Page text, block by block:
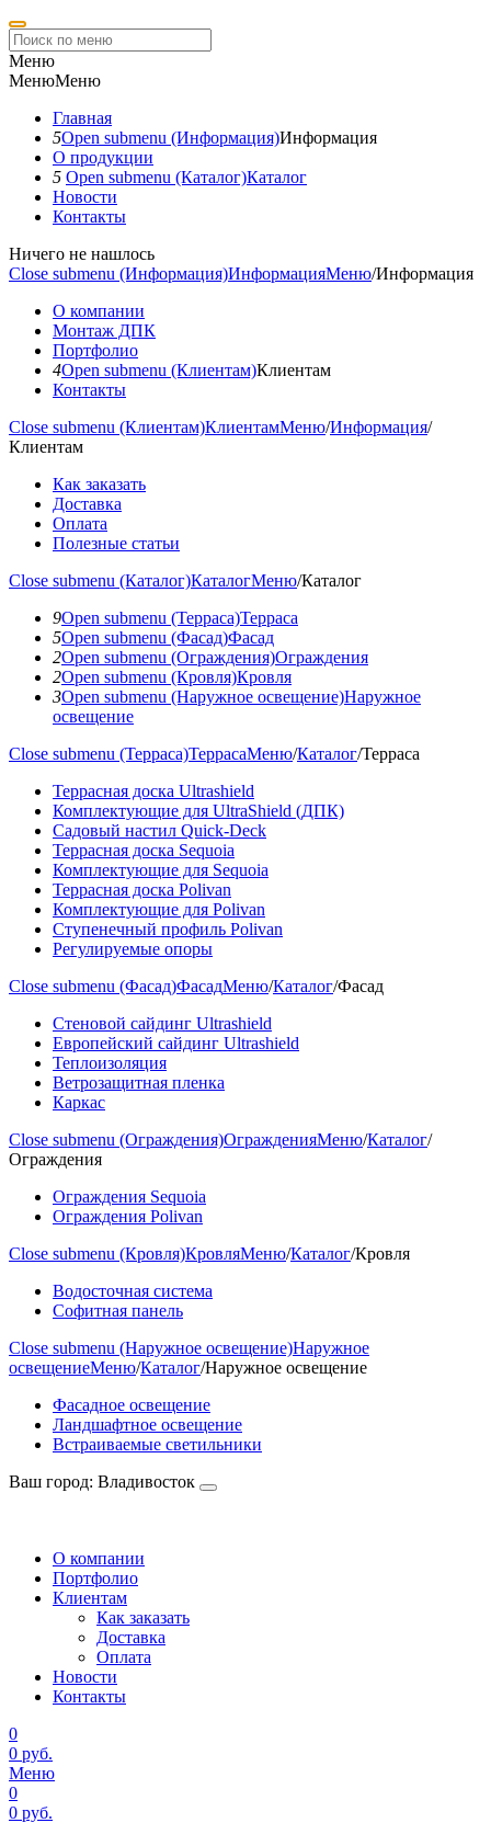
Меню
МенюМеню
Главная
5Open submenu (Информация)Информация
О продукции
5 Open submenu (Каталог)Каталог
Новости
Контакты
Ничего не нашлось
Close submenu (Информация)ИнформацияМеню/Информация
О компании
Монтаж ДПК
Портфолио
4Open submenu (Клиентам)Клиентам
Контакты
Close submenu (Клиентам)КлиентамМеню/Информация/
Клиентам
Как заказать
Доставка
Оплата
Полезные статьи
Close submenu (Каталог)КаталогМеню/Каталог
9Open submenu (Терраса)Терраса
5Open submenu (Фасад)Фасад
2Open submenu (Ограждения)Ограждения
2Open submenu (Кровля)Кровля
3Open submenu (Наружное освещение)Наружное
освещение
Close submenu (Терраса)ТеррасаМеню/Каталог/Терраса
Террасная доска Ultrashield
Комплектующие для UltraShield (ДПК)
Садовый настил Quick-Deck
Террасная доска Sequoia
Комплектующие для Sequoia
Террасная доска Polivan
Комплектующие для Polivan
Ступенечный профиль Polivan
Регулируемые опоры
Close submenu (Фасад)ФасадМеню/Каталог/Фасад
Стеновой сайдинг Ultrashield
Европейский сайдинг Ultrashield
Теплоизоляция
Ветрозащитная пленка
Каркас
Close submenu (Ограждения)ОгражденияМеню/Каталог/
Ограждения
Ограждения Sequoia
Ограждения Polivan
Close submenu (Кровля)КровляМеню/Каталог/Кровля
Водосточная система
Софитная панель
Close submenu (Наружное освещение)Наружное
освещениеМеню/Каталог/Наружное освещение
Фасадное освещение
Ландшафтное освещение
Встраиваемые светильники
Ваш город: Владивосток
О компании
Портфолио
Клиентам
Как заказать
Доставка
Оплата
Новости
Контакты
0
0 руб.
Меню
0
0 руб.